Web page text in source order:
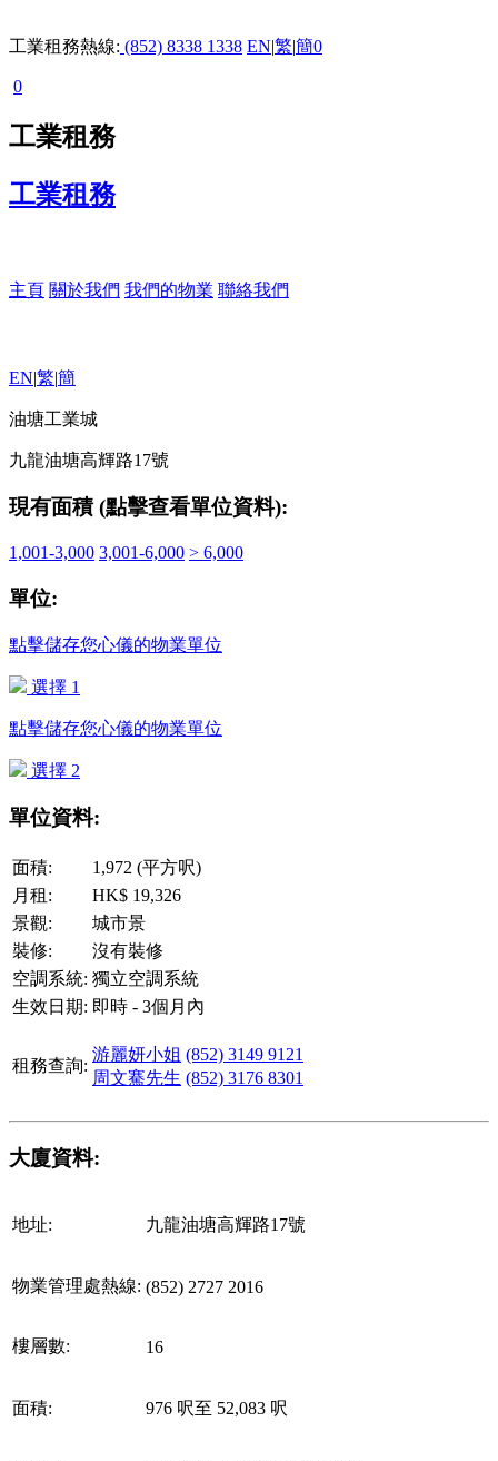
工業租務熱線: (852) 8338 1338 EN|繁|簡0
0
工業租務
工業租務
主頁 關於我們 我們的物業 聯絡我們
EN|繁|簡
油塘工業城
九龍油塘高輝路17號
現有面積 (點擊查看單位資料):
1,001-3,000 3,001-6,000 > 6,000
單位:
點擊儲存您心儀的物業單位
選擇 1
點擊儲存您心儀的物業單位
選擇 2
單位資料:
面積:
1,972 (平方呎)
月租:
HK$ 19,326
景觀:
城市景
裝修:
沒有裝修
空調系統: 獨立空調系統
生效日期: 即時 - 3個月內
租務查詢:
游麗妍小姐 (852) 3149 9121
周文騫先生 (852) 3176 8301
大廈資料:
地址: 九龍油塘高輝路17號
物業管理處熱線: (852) 2727 2016
樓層數: 16
面積: 976 呎至 52,083 呎